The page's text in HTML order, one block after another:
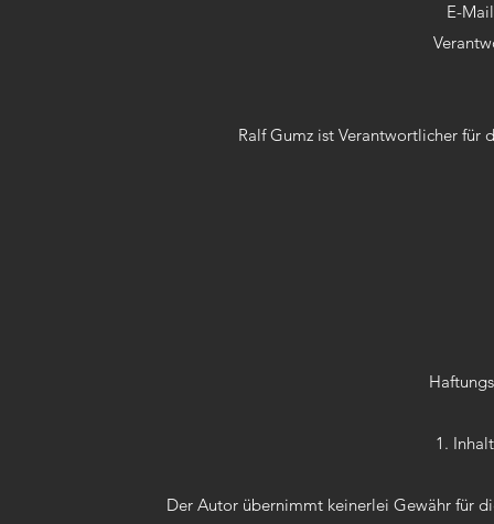
E-
Ralf Gumz ist Verantwortlicher für
1.
Der Autor übernimmt keinerlei Gewähr für